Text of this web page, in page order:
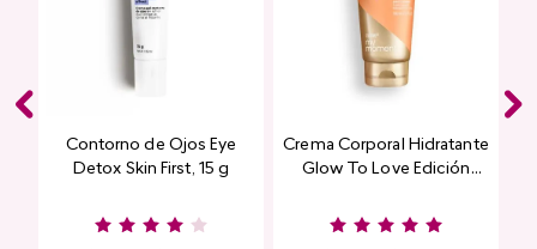
Contorno de Ojos Eye
Detox Skin First, 15 g
Crema Corporal Hidratante
Glow To Love Edición